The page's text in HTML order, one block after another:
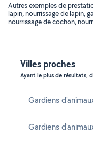
Autres exemples de
lapin, nourrissage de lapin,
nourrissage de cochon,
Villes proches
Ayant le plus de résultats,
Gardiens
Gardiens